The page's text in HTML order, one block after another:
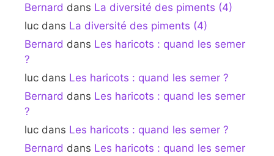
Bernard dans La diversité des piments (4)
luc dans La diversité des piments (4)
Bernard dans Les haricots : quand les semer
?
luc dans Les haricots : quand les semer ?
Bernard dans Les haricots : quand les semer
?
luc dans Les haricots : quand les semer ?
Bernard dans Les haricots : quand les semer